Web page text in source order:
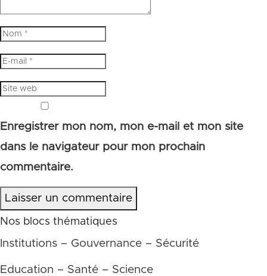
Enregistrer mon nom, mon e-mail et mon site
dans le navigateur pour mon prochain
commentaire.
Laisser un commentaire
Nos blocs thématiques
Institutions – Gouvernance – Sécurité
Education – Santé – Science